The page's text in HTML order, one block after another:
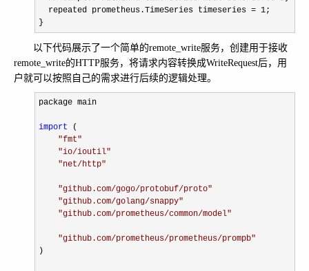
  repeated prometheus.TimeSeries timeseries
= 1;
}
以下代码展示了一个简单的remote_write服务，创建用于接收
remote_write的HTTP服务，将请求内容转换成WriteRequest后，用
户就可以按照自己的需求进行后续的逻辑处理。
package main
import (
"fmt"
"io/ioutil"
"net/http"
"github.com/gogo/protobuf/proto"
"github.com/golang/snappy"
"github.com/prometheus/common/model"
"github.com/prometheus/prometheus/prompb"
)